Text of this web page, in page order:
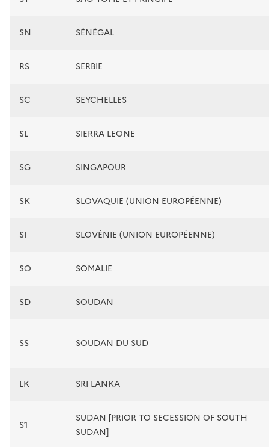
SN SÉNÉGAL
RS SERBIE
SC SEYCHELLES
SL SIERRA LEONE
SG SINGAPOUR
SK SLOVAQUIE (UNION EUROPÉENNE)
SI SLOVÉNIE (UNION EUROPÉENNE)
SO SOMALIE
SD SOUDAN
SS SOUDAN DU SUD
LK SRI LANKA
S1
SUDAN [PRIOR TO SECESSION OF SOUTH
SUDAN]